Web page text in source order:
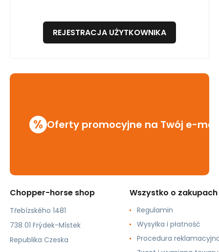
REJESTRACJA UŻYTKOWNIKA
% Oferty promocyjne na Twój e-mail
Chopper-horse shop
Třebízského 1481
738 01 Frýdek-Místek
Republika Czeska
Wszystko o zakupach
Regulamin
Wysyłka i płatność
Procedura